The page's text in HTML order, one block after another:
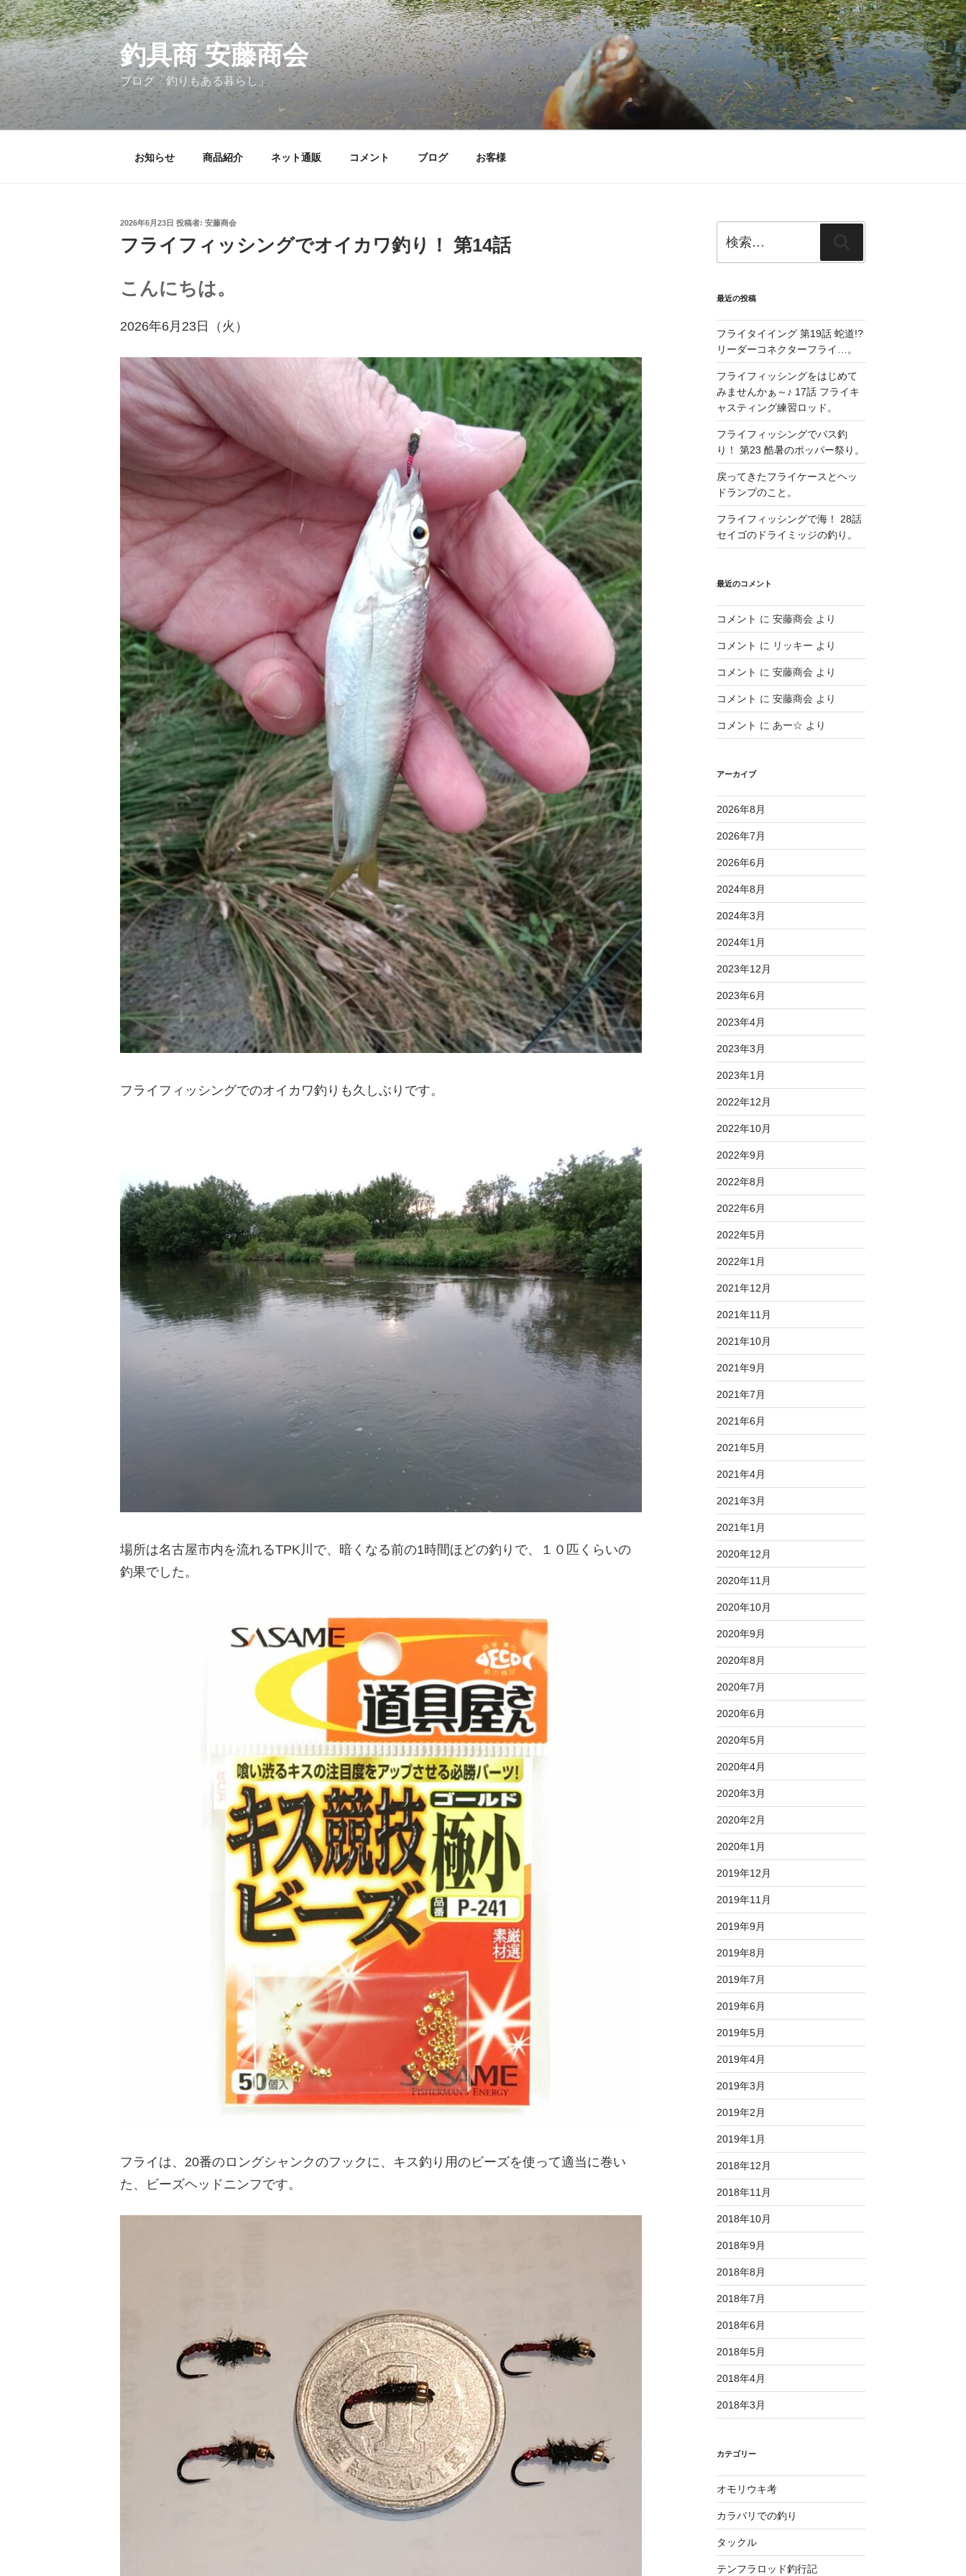
コ
ン
テ
ン
ツ
へ
釣具商 安藤商会
ブログ「釣りもある暮らし」
お知らせ 商品紹介 ネット通販 コメント ブログ お客様
投
日:
2026年6月23日 投稿者: 安藤商会
フライフィッシングでオイカワ釣り！ 第14話
こんにちは。
2026年6月23日（火）
フライフィッシングでのオイカワ釣りも久しぶりです。
場所は名古屋市内を流れるTPK川で、暗くなる前の1時間ほどの釣りで、１０匹くらいの
釣果でした。
フライは、20番のロングシャンクのフックに、キス釣り用のビーズを使って適当に巻い
た、ビーズヘッドニンフです。
索:
索
最近の投稿
フライタイイング 第19話 蛇道!?
リーダーコネクターフライ…。
フライフィッシングをはじめて
みませんかぁ～♪ 17話 フライキ
ャスティング練習ロッド。
フライフィッシングでバス釣
り！ 第23 酷暑のポッパー祭り。
戻ってきたフライケースとヘッ
ドランプのこと。
フライフィッシングで海！ 28話
セイゴのドライミッジの釣り。
最近のコメント
コメント に 安藤商会 より
コメント に リッキー より
コメント に 安藤商会 より
コメント に 安藤商会 より
コメント に あー☆ より
アーカイブ
2026年8月
2026年7月
2026年6月
2024年8月
2024年3月
2024年1月
2023年12月
2023年6月
2023年4月
2023年3月
2023年1月
2022年12月
2022年10月
2022年9月
2022年8月
2022年6月
2022年5月
2022年1月
2021年12月
2021年11月
2021年10月
2021年9月
2021年7月
2021年6月
2021年5月
2021年4月
2021年3月
2021年1月
2020年12月
2020年11月
2020年10月
2020年9月
2020年8月
2020年7月
2020年6月
2020年5月
2020年4月
2020年3月
2020年2月
2020年1月
2019年12月
2019年11月
2019年9月
2019年8月
2019年7月
2019年6月
2019年5月
2019年4月
2019年3月
2019年2月
2019年1月
2018年12月
2018年11月
2018年10月
2018年9月
2018年8月
2018年7月
2018年6月
2018年5月
2018年4月
2018年3月
カテゴリー
オモリウキ考
カラバリでの釣り
タックル
テンフラロッド釣行記